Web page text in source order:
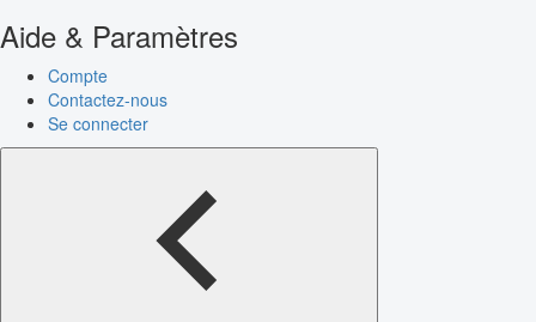
Aide & Paramètres
Compte
Contactez-nous
Se connecter